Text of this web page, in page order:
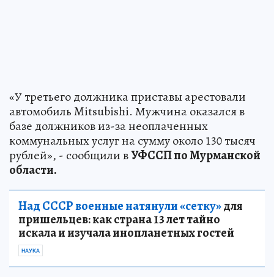
«У третьего должника приставы арестовали
автомобиль Mitsubishi. Мужчина оказался в
базе должников из-за неоплаченных
коммунальных услуг на сумму около 130 тысяч
рублей», - сообщили вУФССП по Мурманской
области.
Над СССР военные натянули «сетку»для
пришельцев: как страна 13 лет тайно
искала и изучала инопланетных гостей
НАУКА